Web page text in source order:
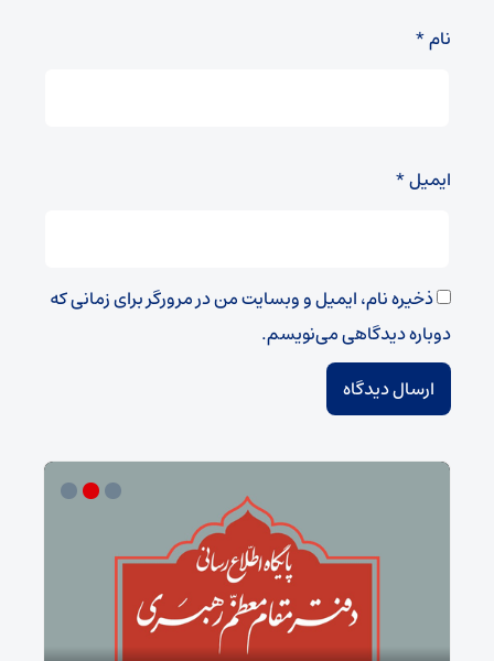
نام*
ایمیل*
ذخیره نام، ایمیل و وبسایت من در مرورگر برای زمانی که
دوباره دیدگاهی می‌نویسم.